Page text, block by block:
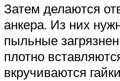
Затем делаются
анкера. Из них
пыльные
плотно
вкручиваются